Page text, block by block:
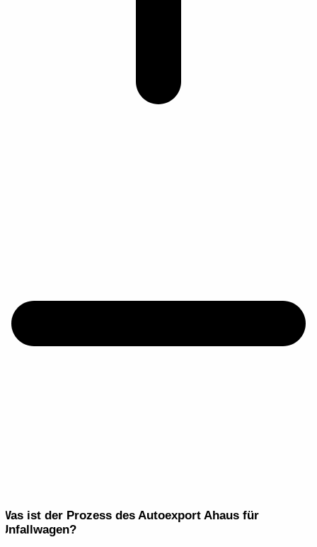
Was ist der Prozess des Autoexport Ahaus für
Unfallwagen?